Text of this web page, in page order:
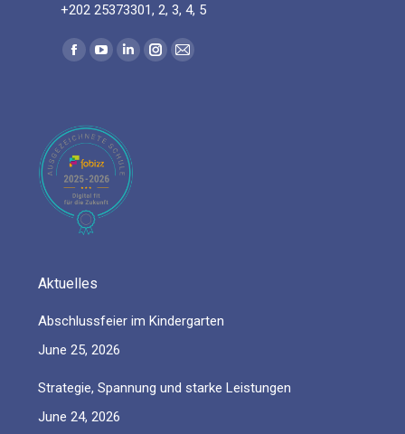
+202 25373301, 2, 3, 4, 5
Find us on:
Facebook
in
new
window
YouTube
in
new
window
Linkedin
new
window
Instagram
Mail
Aktuelles
Abschlussfeier im Kindergarten
June 25, 2026
Strategie, Spannung und starke Leistungen
June 24, 2026